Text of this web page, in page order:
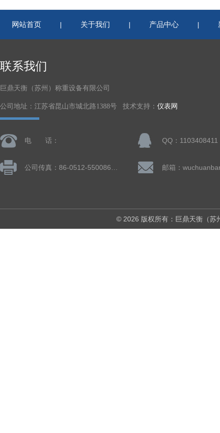
网站首页 | 关于我们 | 产品中心 |
联系我们
巨鼎天衡（苏州）称重设备有限公司
公司地址：江苏省昆山市城北路1388号 技术支持： 仪表网
电 话： QQ：1103408411
© 2026 版权所有：巨鼎天衡（